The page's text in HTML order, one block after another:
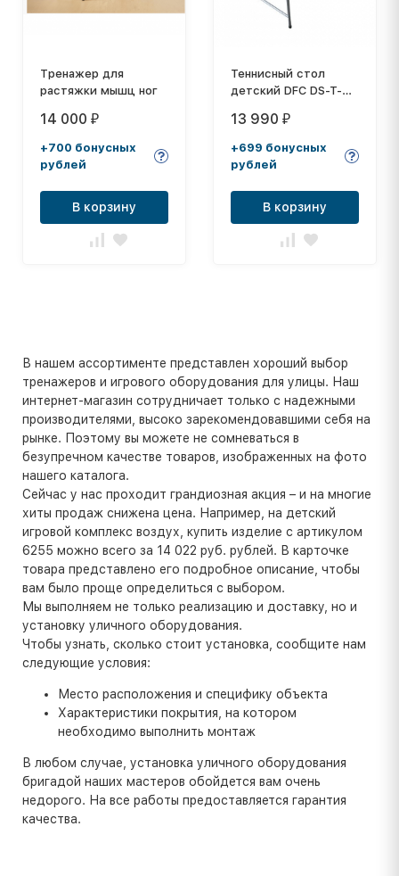
Тренажер для
растяжки мышц ног
14 000 ₽
+700 бонусных
рублей
В корзину
Теннисный стол
детский DFC DS-T-
13 990 ₽
+699 бонусных
рублей
В корзину
В нашем ассортименте представлен хороший выбор
тренажеров и игрового оборудования для улицы. Наш
интернет-магазин сотрудничает только с надежными
производителями, высоко зарекомендовавшими себя на
рынке. Поэтому вы можете не сомневаться в
безупречном качестве товаров, изображенных на фото
нашего каталога.
Сейчас у нас проходит грандиозная акция – и на многие
хиты продаж снижена цена. Например, на детский
игровой комплекс воздух, купить изделие с артикулом
6255 можно всего за 14 022 руб. рублей. В карточке
товара представлено его подробное описание, чтобы
вам было проще определиться с выбором.
Мы выполняем не только реализацию и доставку, но и
установку уличного оборудования.
Чтобы узнать, сколько стоит установка, сообщите нам
следующие условия:
Место расположения и специфику объекта
Характеристики покрытия, на котором
необходимо выполнить монтаж
В любом случае, установка уличного оборудования
бригадой наших мастеров обойдется вам очень
недорого. На все работы предоставляется гарантия
качества.